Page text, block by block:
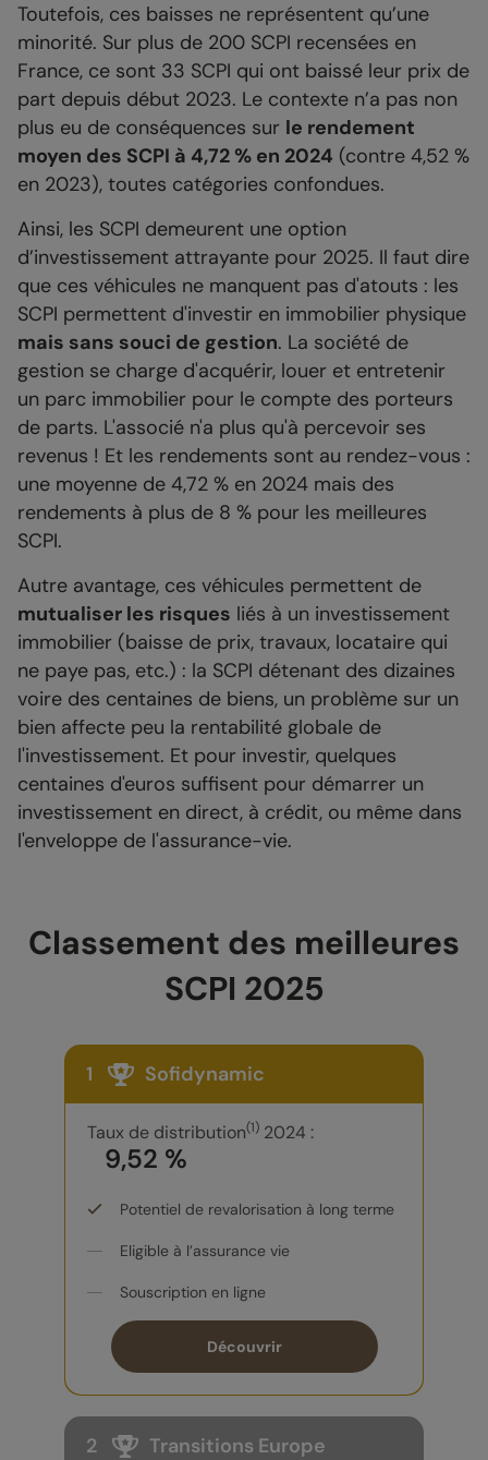
Toutefois, ces baisses ne représentent qu’une
minorité. Sur plus de 200 SCPI recensées en
France, ce sont 33 SCPI qui ont baissé leur prix de
part depuis début 2023. Le contexte n’a pas non
plus eu de conséquences sur le rendement
moyen des SCPI à 4,72 % en 2024 (contre 4,52 %
en 2023), toutes catégories confondues.
Ainsi, les SCPI demeurent une option
d’investissement attrayante pour 2025. Il faut dire
que ces véhicules ne manquent pas d'atouts : les
SCPI permettent d'investir en immobilier physique
mais sans souci de gestion. La société de
gestion se charge d'acquérir, louer et entretenir
un parc immobilier pour le compte des porteurs
de parts. L'associé n'a plus qu'à percevoir ses
revenus ! Et les rendements sont au rendez-vous :
une moyenne de 4,72 % en 2024 mais des
rendements à plus de 8 % pour les meilleures
SCPI.
Autre avantage, ces véhicules permettent de
mutualiser les risques liés à un investissement
immobilier (baisse de prix, travaux, locataire qui
ne paye pas, etc.) : la SCPI détenant des dizaines
voire des centaines de biens, un problème sur un
bien affecte peu la rentabilité globale de
l'investissement. Et pour investir, quelques
centaines d'euros suffisent pour démarrer un
investissement en direct, à crédit, ou même dans
l'enveloppe de l'assurance-vie.
Classement des meilleures
SCPI 2025
1 Sofidynamic
Taux de distribution(1) 2024 :
9,52 %
Potentiel de revalorisation à long terme
Eligible à l’assurance vie
Souscription en ligne
Découvrir
2 Transitions Europe